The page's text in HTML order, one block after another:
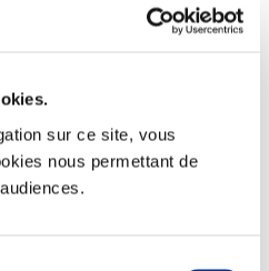
sur ce site, vous
nous permettant de
en marché
raisonnée et durable